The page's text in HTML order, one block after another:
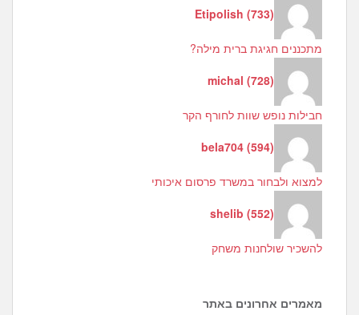
Etipolish (733)
מתכננים חגיגת ברית מילה?
michal (728)
חבילות נופש שוות לחורף הקר
bela704 (594)
למצוא ולבחור במשרד פרסום איכותי
shelib (552)
להשכיר שולחנות משחק
מאמרים אחרונים באתר